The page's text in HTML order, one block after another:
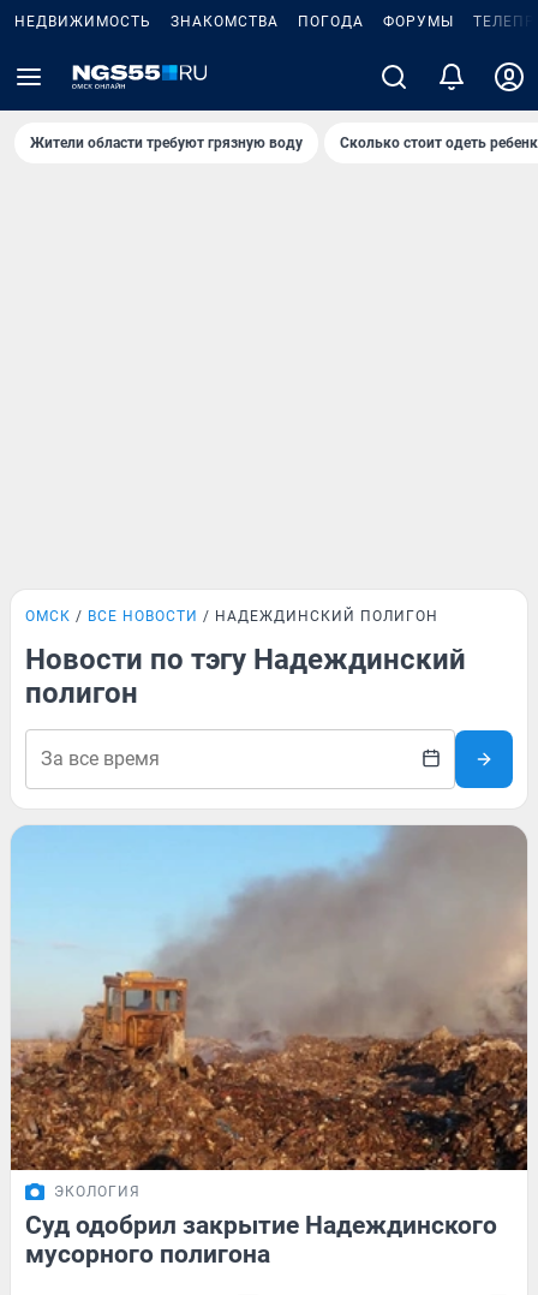
НЕДВИЖИМОСТЬ ЗНАКОМСТВА ПОГОДА ФОРУМЫ
Жители области требуют грязную воду Сколько стоит одеть
ОМСК ВСЕ НОВОСТИ НАДЕЖДИНСКИЙ ПОЛИГОН
Новости по тэгу Надеждинский
полигон
ЭКОЛОГИЯ
Суд одобрил закрытие Надеждинского
мусорного полигона